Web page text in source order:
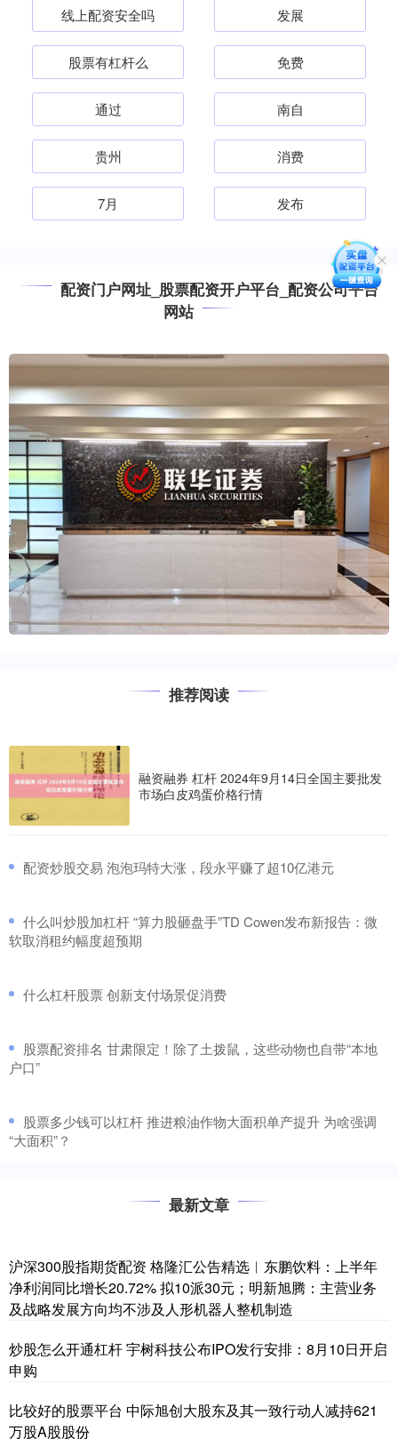
线上配资安全吗 发展
股票有杠杆么 免费
通过 南自
贵州 消费
7月 发布
配资门户网址_股票配资开户平台_配资公司平台
网站
推荐阅读
融资融券 杠杆 2024年9月14日全国主要批发
市场白皮鸡蛋价格行情
​配资炒股交易 泡泡玛特大涨，段永平赚了超10亿港元
​什么叫炒股加杠杆 “算力股砸盘手”TD Cowen发布新报告：微
软取消租约幅度超预期
​什么杠杆股票 创新支付场景促消费
​股票配资排名 甘肃限定！除了土拨鼠，这些动物也自带“本地
户口”
​股票多少钱可以杠杆 推进粮油作物大面积单产提升 为啥强调
“大面积”？
最新文章
沪深300股指期货配资 格隆汇公告精选︱东鹏饮料：上半年
净利润同比增长20.72% 拟10派30元；明新旭腾：主营业务
及战略发展方向均不涉及人形机器人整机制造
炒股怎么开通杠杆 宇树科技公布IPO发行安排：8月10日开启
申购
比较好的股票平台 中际旭创大股东及其一致行动人减持621
万股A股股份